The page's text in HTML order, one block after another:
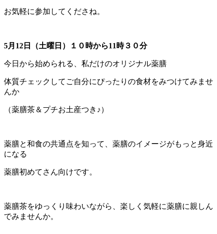
お気軽に参加してくださね。
5月12日（土曜日）１０時から11時３０分
今日から始められる、私だけのオリジナル薬膳
体質チェックしてご自分にぴったりの食材をみつけてみませ
んか
（薬膳茶＆プチお土産つき♪）
薬膳と和食の共通点を知って、薬膳のイメージがもっと身近
になる
薬膳初めてさん向けです。
薬膳茶をゆっくり味わいながら、楽しく気軽に薬膳に親しん
でみませんか。